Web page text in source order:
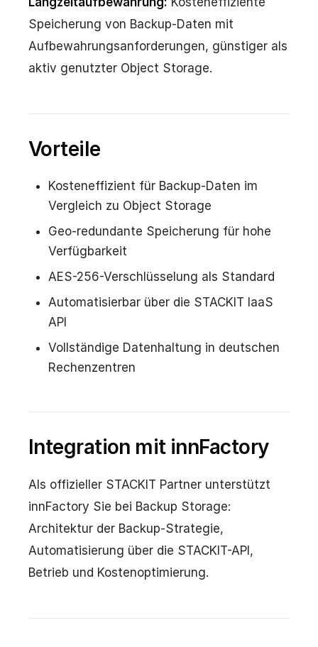
Speicherung von Backup-Daten mit
Aufbewahrungsanforderungen, günstiger als
aktiv genutzter Object Storage.
Vorteile
Kosteneffizient für Backup-Daten im
Vergleich zu Object Storage
Geo-redundante Speicherung für hohe
Verfügbarkeit
AES-256-Verschlüsselung als Standard
Automatisierbar über die STACKIT IaaS
API
Vollständige Datenhaltung in deutschen
Rechenzentren
Integration mit innFactory
Als offizieller STACKIT Partner unterstützt
innFactory Sie bei Backup Storage:
Architektur der Backup-Strategie,
Automatisierung über die STACKIT-API,
Betrieb und Kostenoptimierung.